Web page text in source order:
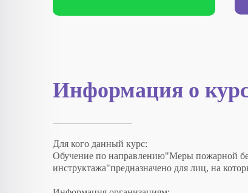
Информация о
Для кого данный курс:
Обучение по направлению"Меры пожарной
инструктажа"предназначено для лиц, на